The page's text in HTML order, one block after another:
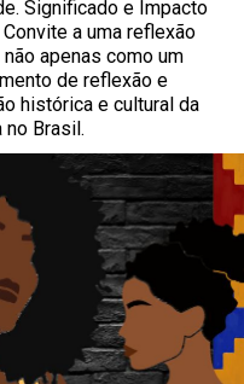
Significado e Impacto
a uma reflexão
apenas como um
de reflexão e
histórica e cultural da
no Brasil.